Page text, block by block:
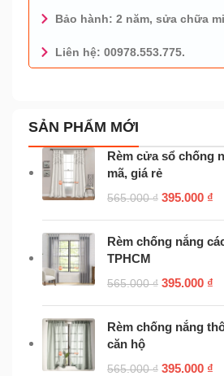
Bảo hành: 2 năm, sửa chữa
Liên hệ: 00978.553.775.
0978.553.775 - TƯ VẤN
SẢN PHẨM MỚI
Rèm cửa sổ chống
mã, giá rẻ
565.000₫ 395.000 ₫
Rèm chống nắng
TPHCM
565.000₫ 395.000 ₫
Rèm chống nắng
căn hộ
565.000₫ 395.000 ₫